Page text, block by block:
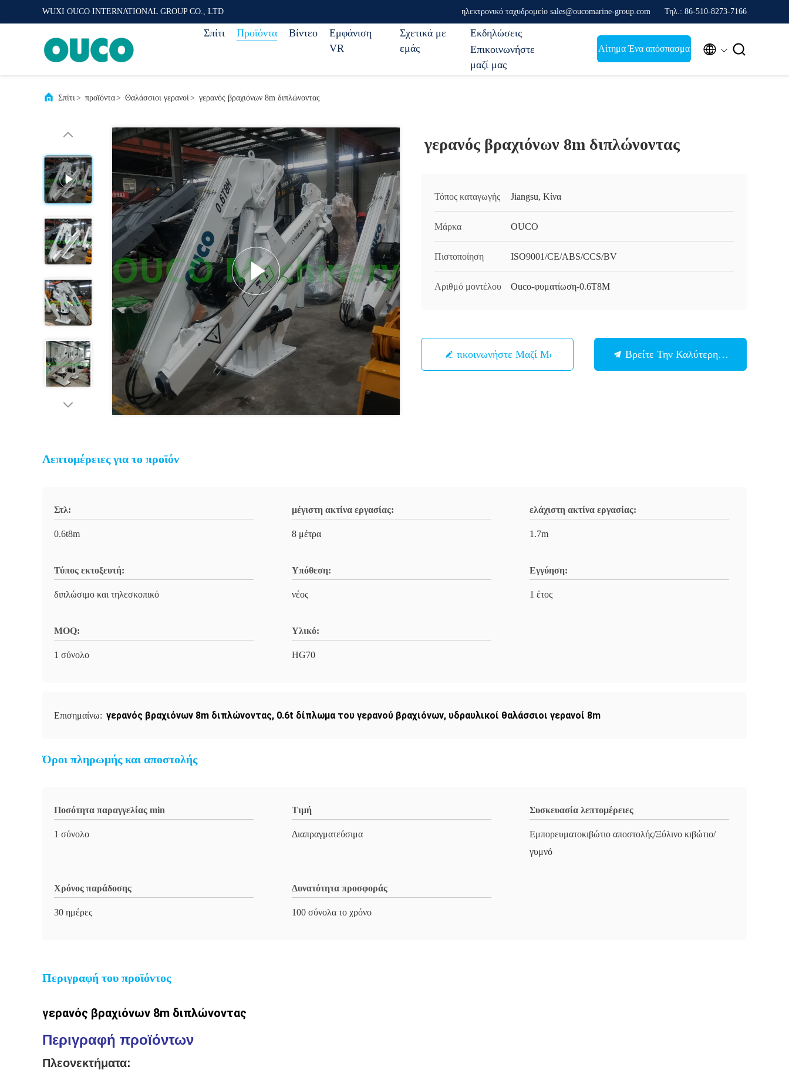
WUXI OUCO INTERNATIONAL GROUP CO., LTD ηλεκτρονικό ταχυδρομείο sales@oucomarine-group.com Τηλ.: 86-510-8273-7166
Σπίτι Προϊόντα Βίντεο
Εμφάνιση
VR
Σχετικά με
εμάς
Εκδηλώσεις
Επικοινωνήστε
μαζί μας
Αίτημα Ένα απόσπασμα  
Σπίτι> προϊόντα> Θαλάσσιοι γερανοί> γερανός βραχιόνων 8m διπλώνοντας
γερανός βραχιόνων 8m διπλώνοντας
Τόπος καταγωγής Jiangsu, Κίνα
Μάρκα OUCO
Πιστοποίηση ISO9001/CE/ABS/CCS/BV
Αριθμό μοντέλου Ouco-φυματίωση-0.6T8M
Επικοινωνήστε Μαζί Μας Βρείτε Την Καλύτερη Τιμή
Λεπτομέρειες για το προϊόν
Στλ:
0.6t8m
μέγιστη ακτίνα εργασίας:
8 μέτρα
ελάχιστη ακτίνα εργασίας:
1.7m
Τύπος εκτοξευτή:
διπλώσιμο και τηλεσκοπικό
Υπόθεση:
νέος
Εγγύηση:
1 έτος
MOQ:
1 σύνολο
Υλικό:
HG70
Επισημαίνω: γερανός βραχιόνων 8m διπλώνοντας, 0.6t δίπλωμα του γερανού βραχιόνων, υδραυλικοί θαλάσσιοι γερανοί 8m
Όροι πληρωμής και αποστολής
Ποσότητα παραγγελίας min
1 σύνολο
Τιμή
Διαπραγματεύσιμα
Συσκευασία λεπτομέρειες
Εμπορευματοκιβώτιο αποστολής/Ξύλινο κιβώτιο/
γυμνό
Χρόνος παράδοσης
30 ημέρες
Δυνατότητα προσφοράς
100 σύνολα το χρόνο
Περιγραφή του προϊόντος
γερανός βραχιόνων 8m διπλώνοντας
Περιγραφή προϊόντων
Πλεονεκτήματα: